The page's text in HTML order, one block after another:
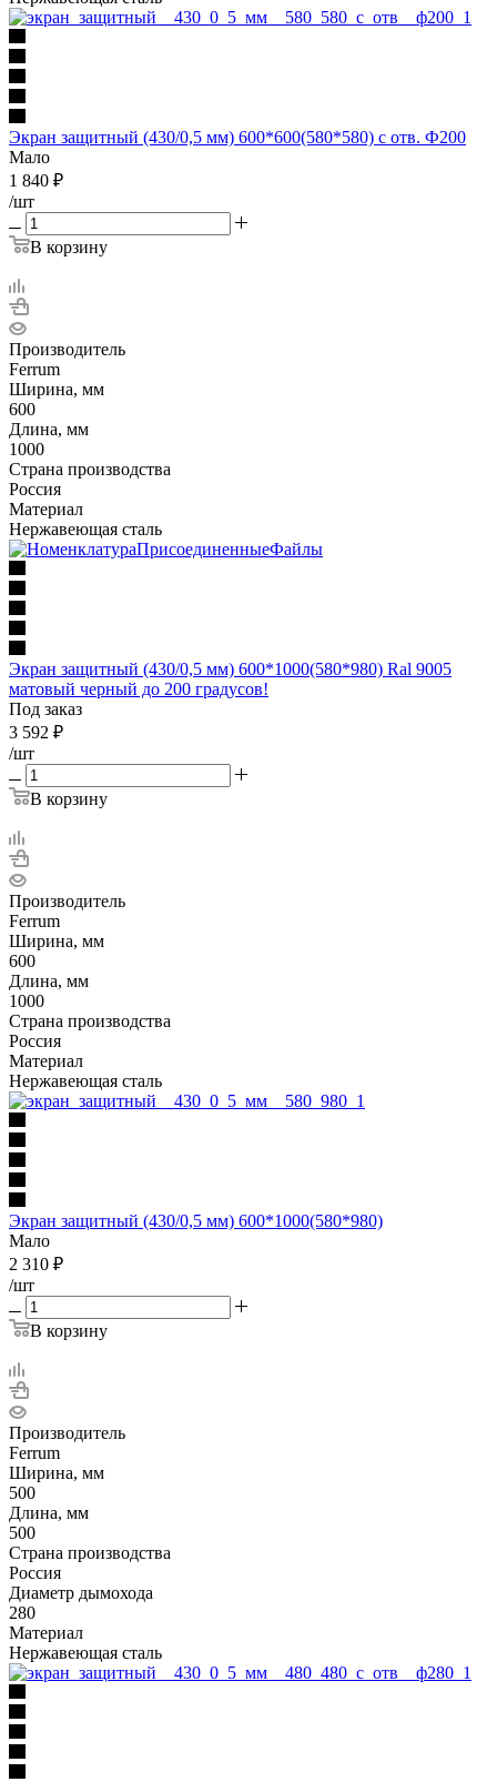
Экран защитный (430/0,5 мм) 600*600(580*580) с отв. Ф200
Мало
1 840 ₽
/шт
В корзину
Производитель
Ferrum
Ширина, мм
600
Длина, мм
1000
Страна производства
Россия
Материал
Нержавеющая сталь
Экран защитный (430/0,5 мм) 600*1000(580*980) Ral 9005
матовый черный до 200 градусов!
Под заказ
3 592 ₽
/шт
В корзину
Производитель
Ferrum
Ширина, мм
600
Длина, мм
1000
Страна производства
Россия
Материал
Нержавеющая сталь
Экран защитный (430/0,5 мм) 600*1000(580*980)
Мало
2 310 ₽
/шт
В корзину
Производитель
Ferrum
Ширина, мм
500
Длина, мм
500
Страна производства
Россия
Диаметр дымохода
280
Материал
Нержавеющая сталь